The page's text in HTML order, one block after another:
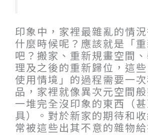
印象中，家裡最雜亂的情
什麼時候呢？應該就是「
吧？搬家、重新規畫空間
理及之後的重新歸位，這
使用情境」的過程需要一
品，家裡就像異次元空間
一堆完全沒印象的東西（
具）。對於新家的期待和
常被這些出其不意的雜物給